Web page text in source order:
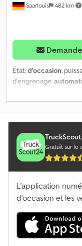
Saarlouis 482 km
État:d'occasion,
d'engrenage:
,
d'options et
Cedpezlg Ehjfx Ah Ijrf
Gratuit sur le
L'application
d'occasion et les